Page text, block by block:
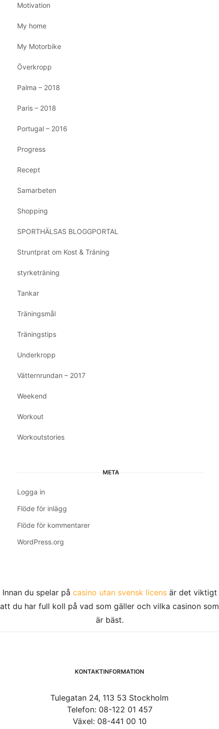
Motivation
My home
My Motorbike
Överkropp
Palma – 2018
Paris – 2018
Portugal – 2016
Progress
Recept
Samarbeten
Shopping
SPORTHÄLSAS BLOGGPORTAL
Struntprat om Kost & Träning
styrketräning
Tankar
Träningsmål
Träningstips
Underkropp
Vätternrundan – 2017
Weekend
Workout
Workoutstories
META
Logga in
Flöde för inlägg
Flöde för kommentarer
WordPress.org
Innan du spelar på casino utan svensk licensär det viktigt
att du har full koll på vad som gäller och vilka casinon som
är bäst.
KONTAKTINFORMATION
Tulegatan 24, 113 53 Stockholm
Telefon: 08-122 01 457
Växel: 08-441 00 10